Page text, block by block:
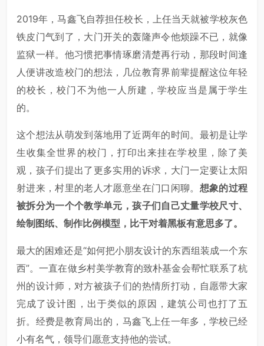
2019年，马鑫飞自荐担任校长，上任当天就被学校灰色
铁皮门气到了，大门开关的轰隆声令他烦躁不已，就像
监狱一样。他习惯把事情琢磨清楚再行动，那段时间逢
人便讲改造校门的想法，几位教育界前辈提醒这位年轻
的校长，校门不为他一人所建，学校应当是属于学生
的。
这个想法从萌发到落地用了近两年的时间。最初是让学
生收集全世界的校门，打印出来挂在学校里，除了美
观，孩子们提出了更多实用的诉求，大门一定要让太阳
射进来，村里的老人才愿意坐在门口闲聊。 想象的过程
被拆分为一个个教学单元，孩子们自己丈量学校尺寸、
绘制图纸、制作比例模型，比干对着黑板有意思多了。
最大的困难还是“如何把小朋友设计的东西组装成一个东
西”。一直在做乡村美学教育的致朴基金会帮忙联系了杭
州的设计师，对方被孩子们的热情所打动，自愿带大家
完成了设计图，出于类似的原因，建筑公司也打了五
折。经费是教育局出的，马鑫飞上任一年多，学校已经
小有名气，领导们愿意支持他的尝试。